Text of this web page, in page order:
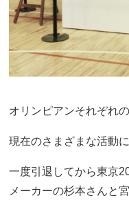
オリンピアンそれぞれ
現在のさまざまな活動
一度引退してから東京
メーカーの杉本さんと